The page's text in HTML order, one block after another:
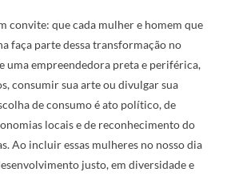
convite: que cada mulher e homem que
faça parte dessa transformação no
uma empreendedora preta e periférica,
consumir sua arte ou divulgar sua
de consumo é ato político, de
locais e de reconhecimento do
Ao incluir essas mulheres no nosso dia
justo, em diversidade e